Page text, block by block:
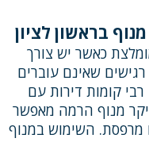
בראשון לציון
כאשר יש צורך
שאינם עוברים
קומות דירות עם
מנוף הרמה מאפשר
מרפסת. השימוש במנוף